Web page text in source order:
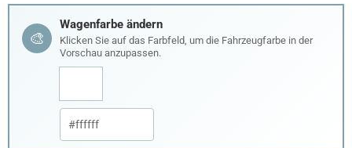
🎨
Wagenfarbe ändern
Klicken Sie auf das Farbfeld, um die Fahrzeugfarbe in der
Vorschau anzupassen.